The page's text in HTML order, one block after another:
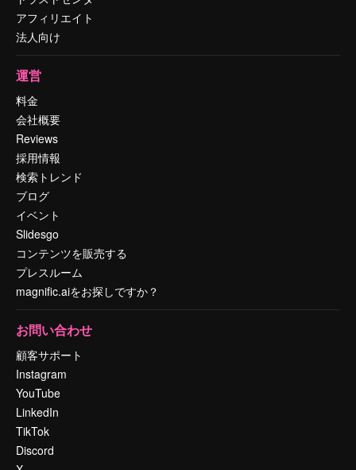
アフィリエイト
法人向け
運営
料金
会社概要
Reviews
採用情報
検索トレンド
ブログ
イベント
Slidesgo
コンテンツを販売する
プレスルーム
magnific.aiをお探しですか？
お問い合わせ
顧客サポート
Instagram
YouTube
LinkedIn
TikTok
Discord